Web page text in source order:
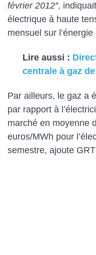
février 2012″,
électrique à haute
mensuel sur
Lire aussi :
centrale à gaz
Par ailleurs, le gaz a
par rapport à
marché en moyenne
euros/MWh pour
semestre, ajoute